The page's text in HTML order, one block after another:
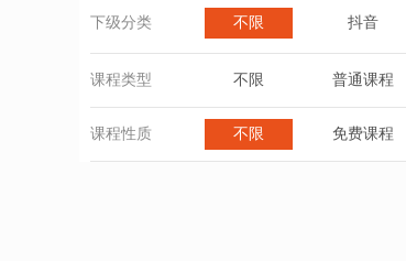
下级分类 不限 抖音
课程类型 不限 普通课程
课程性质 不限 免费课程